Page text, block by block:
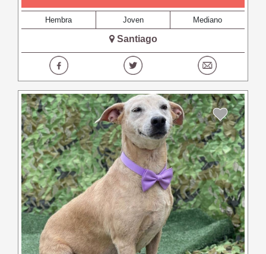
Hembra Joven Mediano
Santiago